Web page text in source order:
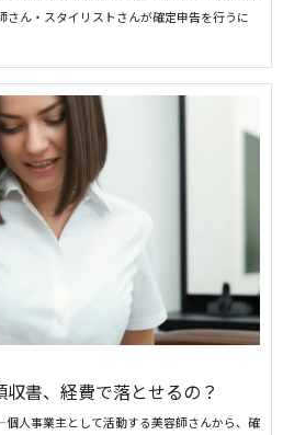
さん・スタイリストさんが確定申告を行うに
書、経費で落とせるの？
人事業主として活動する美容師さんから、確